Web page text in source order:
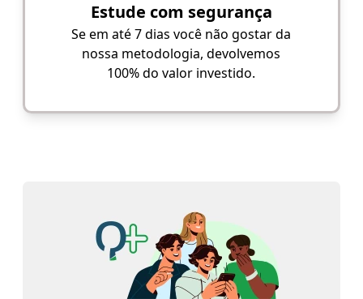
Estude com segurança
Se em até 7 dias você não gostar da
nossa metodologia, devolvemos
100% do valor investido.